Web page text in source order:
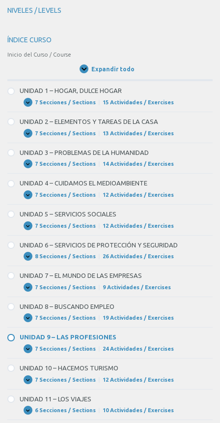
NIVELES / LEVELS
ÍNDICE CURSO
Inicio del Curso / Course
Expandir todo
Unidades
UNIDAD 1 – HOGAR, DULCE HOGAR
Expandir
UNIDAD
–
HOGAR,
DULCE
HOGAR
7 Secciones / Sections 15 Actividades / Exercises
UNIDAD 2 – ELEMENTOS Y TAREAS DE LA CASA
Expandir
UNIDAD
–
ELEMENTOS
Y
TAREAS
LA
CASA
7 Secciones / Sections 13 Actividades / Exercises
UNIDAD 3 – PROBLEMAS DE LA HUMANIDAD
Expandir
UNIDAD
–
PROBLEMAS
DE
LA
7 Secciones / Sections 14 Actividades / Exercises
UNIDAD 4 – CUIDAMOS EL MEDIOAMBIENTE
Expandir
UNIDAD
–
CUIDAMOS
EL
MEDIOAMBIENTE
7 Secciones / Sections 12 Actividades / Exercises
UNIDAD 5 – SERVICIOS SOCIALES
Expandir
UNIDAD
–
SERVICIOS
SOCIALES
7 Secciones / Sections 12 Actividades / Exercises
UNIDAD 6 – SERVICIOS DE PROTECCIÓN Y SEGURIDAD
Expandir
UNIDAD
–
SERVICIOS
DE
PROTECCIÓN
SEGURIDAD
8 Secciones / Sections 26 Actividades / Exercises
UNIDAD 7 – EL MUNDO DE LAS EMPRESAS
Expandir
UNIDAD
–
EL
MUNDO
EMPRESAS
7 Secciones / Sections 9 Actividades / Exercises
UNIDAD 8 – BUSCANDO EMPLEO
Expandir
UNIDAD
–
BUSCANDO
EMPLEO
7 Secciones / Sections 19 Actividades / Exercises
UNIDAD 9 – LAS PROFESIONES
Expandir
UNIDAD
–
LAS
PROFESIONES
7 Secciones / Sections 24 Actividades / Exercises
UNIDAD 10 – HACEMOS TURISMO
Expandir
UNIDAD
–
HACEMOS
TURISMO
7 Secciones / Sections 12 Actividades / Exercises
UNIDAD 11 – LOS VIAJES
Expandir
UNIDAD6 Secciones / Sections 10 Actividades / Exercises